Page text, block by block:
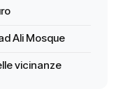
Ali Mosque
vicinanze